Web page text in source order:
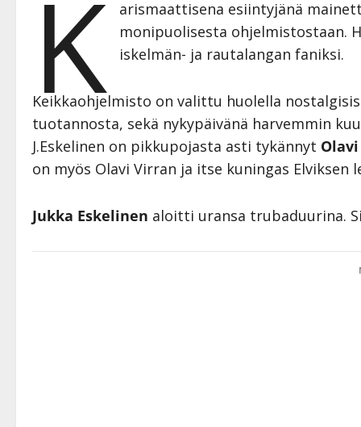
K
arismaattisena esiintyjänä
monipuolisesta ohjelmistostaan.
iskelmän- ja rautalangan faniksi.
Keikkaohjelmisto on valittu huolella
tuotannosta, sekä nykypäivänä harvemmin
J.Eskelinen on pikkupojasta asti tykännyt Olavi
on myös Olavi Virran ja itse kuningas Elviksen
Jukka Eskelinen aloitti uransa trubaduurina.